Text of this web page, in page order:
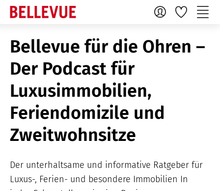
Bellevue für die Ohren –
Der Podcast für
Luxusimmobilien,
Feriendomizile und
Zweitwohnsitze
Der unterhaltsame und informative Ratgeber für
Luxus-, Ferien- und besondere Immobilien In